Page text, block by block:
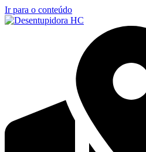
Ir para o conteúdo